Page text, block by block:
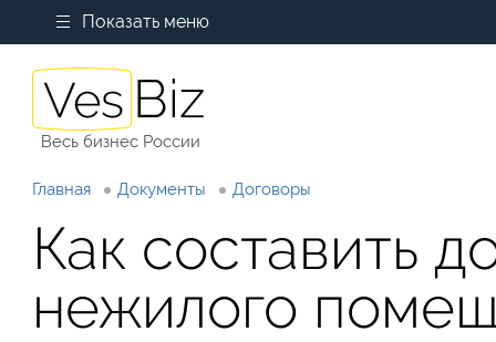
Показать меню
Весь бизнес России
Главная Документы Договоры
Как составить
нежилого